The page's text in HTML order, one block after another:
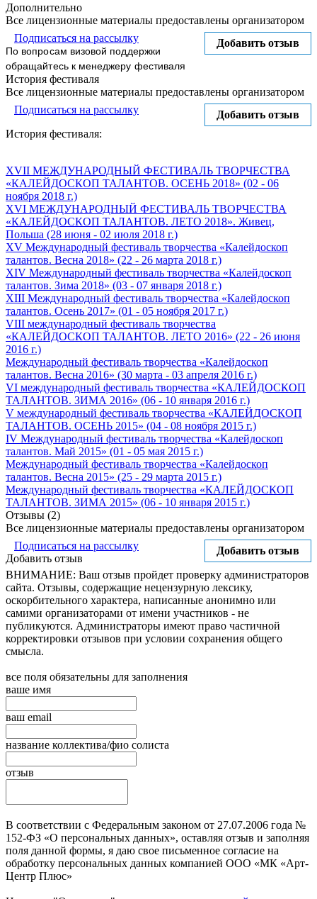
Дополнительно
Все лицензионные материалы предоставлены организатором
Добавить отзыв
Подписаться на рассылку
По вопросам визовой поддержки
обращайтесь к менеджеру фестиваля
История фестиваля
Все лицензионные материалы предоставлены организатором
Добавить отзыв
Подписаться на рассылку
История фестиваля:
XVII МЕЖДУНАРОДНЫЙ ФЕСТИВАЛЬ ТВОРЧЕСТВА
«КАЛЕЙДОСКОП ТАЛАНТОВ. ОСЕНЬ 2018» (02 - 06
ноября 2018 г.)
XVI МЕЖДУНАРОДНЫЙ ФЕСТИВАЛЬ ТВОРЧЕСТВА
«КАЛЕЙДОСКОП ТАЛАНТОВ. ЛЕТО 2018». Живец,
Польша (28 июня - 02 июля 2018 г.)
XV Международный фестиваль творчества «Калейдоскоп
талантов. Весна 2018» (22 - 26 марта 2018 г.)
XIV Международный фестиваль творчества «Калейдоскоп
талантов. Зима 2018» (03 - 07 января 2018 г.)
XIII Международный фестиваль творчества «Калейдоскоп
талантов. Осень 2017» (01 - 05 ноября 2017 г.)
VIII международный фестиваль творчества
«КАЛЕЙДОСКОП ТАЛАНТОВ. ЛЕТО 2016» (22 - 26 июня
2016 г.)
Международный фестиваль творчества «Калейдоскоп
талантов. Весна 2016» (30 марта - 03 апреля 2016 г.)
VI международный фестиваль творчества «КАЛЕЙДОСКОП
ТАЛАНТОВ. ЗИМА 2016» (06 - 10 января 2016 г.)
V международный фестиваль творчества «КАЛЕЙДОСКОП
ТАЛАНТОВ. ОСЕНЬ 2015» (04 - 08 ноября 2015 г.)
IV Международный фестиваль творчества «Калейдоскоп
талантов. Май 2015» (01 - 05 мая 2015 г.)
Международный фестиваль творчества «Калейдоскоп
талантов. Весна 2015» (25 - 29 марта 2015 г.)
Международный фестиваль творчества «КАЛЕЙДОСКОП
ТАЛАНТОВ. ЗИМА 2015» (06 - 10 января 2015 г.)
Отзывы (2)
Все лицензионные материалы предоставлены организатором
Добавить отзыв
Подписаться на рассылку
Добавить отзыв
ВНИМАНИЕ: Ваш отзыв пройдет проверку администраторов
сайта. Отзывы, содержащие нецензурную лексику,
оскорбительного характера, написанные анонимно или
самими организаторами от имени участников - не
публикуются. Администраторы имеют право частичной
корректировки отзывов при условии сохранения общего
смысла.
все поля обязательны для заполнения
ваше имя
ваш email
название коллектива/фио солиста
отзыв
В соответствии с Федеральным законом от 27.07.2006 года №
152-ФЗ «О персональных данных», оставляя отзыв и заполняя
поля данной формы, я даю свое письменное согласие на
обработку персональных данных компанией ООО «МК «Арт-
Центр Плюс»